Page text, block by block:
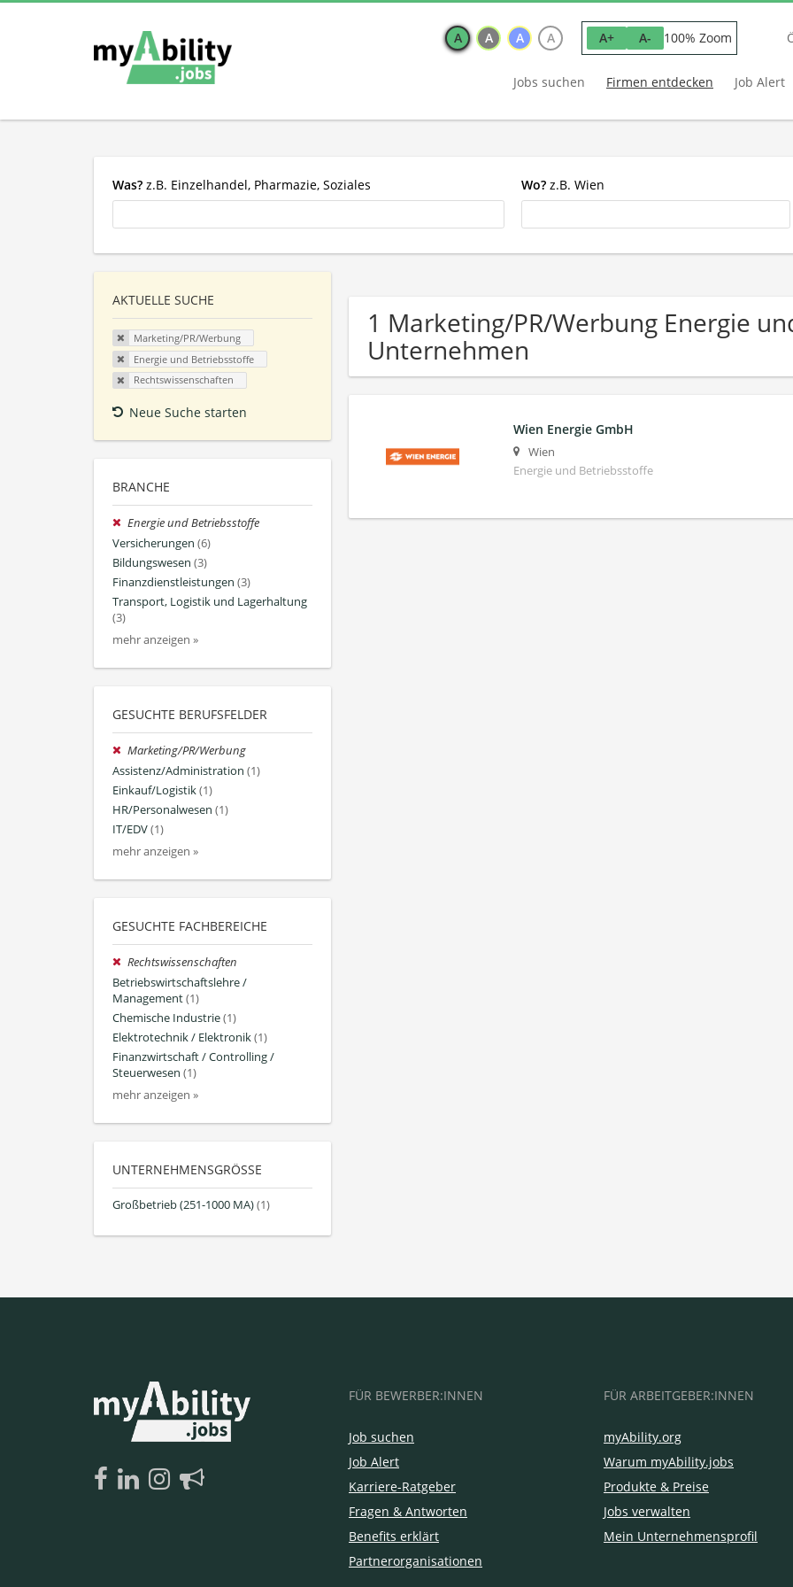
A A A A A+ A- 100% Zoom
Jobs suchen Firmen entdecken Job Alert
Was? z.B. Einzelhandel, Pharmazie, Soziales Wo? z.B. Wien
AKTUELLE SUCHE
Marketing/PR/Werbung
Energie und Betriebsstoffe
Rechtswissenschaften
Neue Suche starten
BRANCHE
Energie und Betriebsstoffe
Versicherungen (6)
Bildungswesen (3)
Finanzdienstleistungen (3)
Transport, Logistik und Lagerhaltung
(3)
mehr anzeigen »
GESUCHTE BERUFSFELDER
Marketing/PR/Werbung
Assistenz/Administration (1)
Einkauf/Logistik(1)
HR/Personalwesen (1)
IT/EDV(1)
mehr anzeigen »
GESUCHTE FACHBEREICHE
Rechtswissenschaften
Betriebswirtschaftslehre /
Management(1)
Chemische Industrie(1)
Elektrotechnik / Elektronik(1)
Finanzwirtschaft / Controlling /
Steuerwesen (1)
mehr anzeigen »
UNTERNEHMENSGRÖSSE
Großbetrieb (251-1000 MA)(1)
1 Marketing/PR/Werbung Energie
Unternehmen
Wien Energie GmbH
Wien
Energie und Betriebsstoffe
FÜR BEWERBER:INNEN
Job suchen
Job Alert
Karriere-Ratgeber
Fragen & Antworten
Benefits erklärt
Partnerorganisationen
FÜR ARBEITGEBER:INNEN
myAbility.org
Warum myAbility.jobs
Produkte & Preise
Jobs verwalten
Mein Unternehmensprofil